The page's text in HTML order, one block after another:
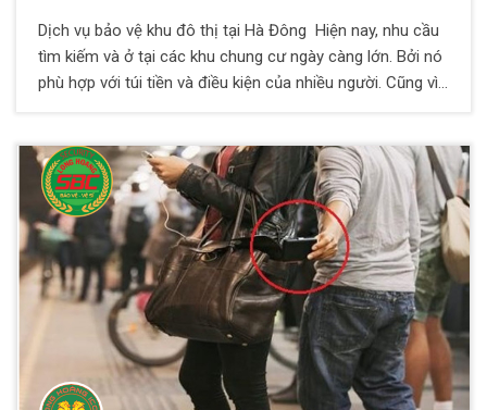
Dịch vụ bảo vệ khu đô thị tại Hà Đông Hiện nay, nhu cầu
tìm kiếm và ở tại các khu chung cư ngày càng lớn. Bởi nó
phù hợp với túi tiền và điều kiện của nhiều người. Cũng vì
nhiên, đây cũng là mục tiêu hàng đầu cho tội phạm và kẻ
xấu trộm cắp, dễ mất an ninh nếu không có sự quản lý và
bảo vệ chặt chẽ. Dịch vụ bảo vệ tại Hà Đông cho khu đô
thị mở ra sẽ giải quyết tốt khâu an ninh cho ban quản lý
khu đô thị.